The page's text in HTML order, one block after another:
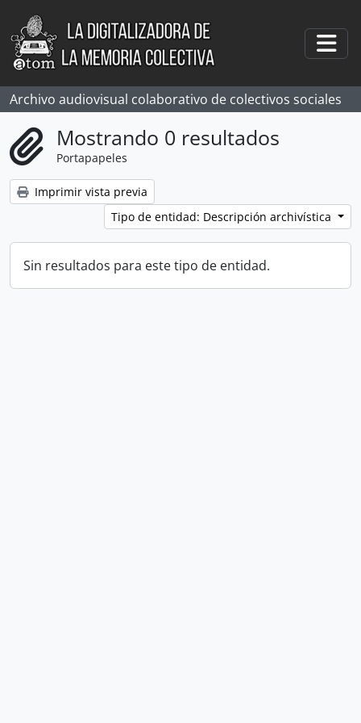
Skip to main content
Archivo audiovisual colaborativo de colectivos sociales
Mostrando 0 resultados
Portapapeles
Imprimir vista previa
Tipo de entidad: Descripción archivística
Sin resultados para este tipo de entidad.